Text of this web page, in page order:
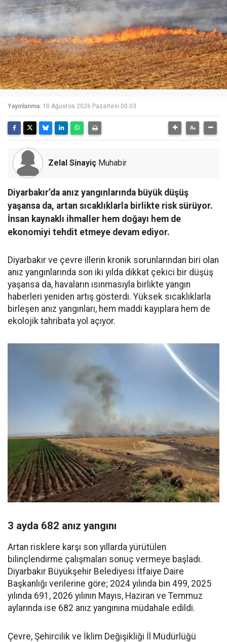
Yayınlanma: 10 Ağustos 2026 Pazartesi 00:03
Zelal Sinayiç Muhabir
Diyarbakır’da anız yangınlarında büyük düşüş
yaşansa da, artan sıcaklıklarla birlikte risk sürüyor.
İnsan kaynaklı ihmaller hem doğayı hem de
ekonomiyi tehdit etmeye devam ediyor.
Diyarbakır ve çevre illerin kronik sorunlarından biri olan
anız yangınlarında son iki yılda dikkat çekici bir düşüş
yaşansa da, havaların ısınmasıyla birlikte yangın
haberleri yeniden artış gösterdi. Yüksek sıcaklıklarla
birleşen anız yangınları, hem maddi kayıplara hem de
ekolojik tahribata yol açıyor.
3 ayda 682 anız yangını
Artan risklere karşı son yıllarda yürütülen
bilinçlendirme çalışmaları sonuç vermeye başladı.
Diyarbakır Büyükşehir Belediyesi İtfaiye Daire
Başkanlığı verilerine göre; 2024 yılında bin 499, 2025
yılında 691, 2026 yılının Mayıs, Haziran ve Temmuz
aylarında ise 682 anız yangınına müdahale edildi.
Çevre, Şehircilik ve İklim Değişikliği İl Müdürlüğü